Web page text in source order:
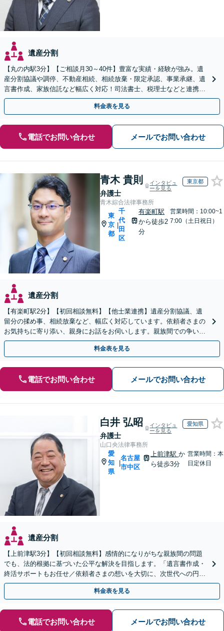
遺産分割
【丸の内駅3分】【ご相談月30～40件】豊富な実績・経験が強み。遺
産分割協議や調停、不動産相続、相続放棄・限定承認、事業承継、遺
言書作成、家族信託など幅広く対応！司法書士、税理士などと連携し
て円滑な問題解決を目指します。【初回面談無料】
料金表を見る
電話でお問い合わせ メールでお問い合わせ
青木 貴則
弁護士
インタビュ
ーを見る
東京都
青木綜合法律事務所
東
京
都
|
千
代
田
区
有楽町駅
から徒歩2
分
営業時間：10:00~1
7:00（土日祝日）
遺産分割
【有楽町駅2分】【初回相談無料】【他士業連携】遺産分割協議、遺
留分の揉め事、相続放棄など、幅広く対応しています。依頼者さまの
お気持ちに寄り添い、親身にお話をお伺いします。親族間での争いを
防ぐためにも、ぜひご相談ください。【WEB面談可】
料金表を見る
電話でお問い合わせ メールでお問い合わせ
白井 弘昭
弁護士
インタビュ
ーを見る
愛知県
山口央法律事務所
愛
知
県
|
名古屋
市中区
上前津駅か
ら徒歩3分
営業時間：本
日定休日
遺産分割
【上前津駅3分】【初回相談無料】感情的になりがちな親族間の問題
でも、法的根拠に基づいた公平な解決を目指します。「遺言書作成・
終活サポートもお任せ／依頼者さまの想いを大切に、次世代への円滑
な財産承継をお手伝いします」【休日・夜間相談可】
料金表を見る
電話でお問い合わせ メールでお問い合わせ